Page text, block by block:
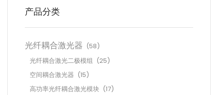
产品分类
光纤耦合激光器 (58)
光纤耦合激光二极模组 (25)
空间耦合激光器 (15)
高功率光纤耦合激光模块 (17)